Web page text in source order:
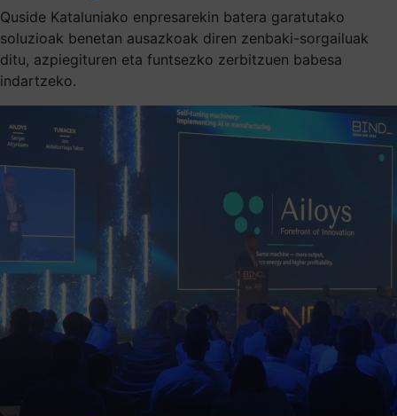
Quside Kataluniako enpresarekin batera garatutako
soluzioak benetan ausazkoak diren zenbaki-sorgailuak
ditu, azpiegituren eta funtsezko zerbitzuen babesa
indartzeko.